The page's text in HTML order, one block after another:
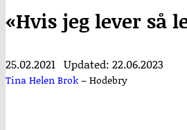
«Hvis jeg lever så
25.02.2021 Updated: 22.06.2023
Tina Helen Brok–Hodebry